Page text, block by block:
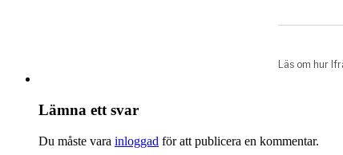
Lämna ett svar
Du måste vara inloggad för att publicera en kommentar.